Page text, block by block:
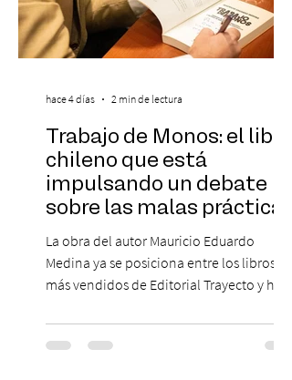
Trabajo de Monos: el libro
chileno que está
impulsando un debate
sobre las malas prácticas
laborales y el futuro del
trabajo
La obra del autor Mauricio Eduardo
Medina ya se posiciona entre los libros
más vendidos de Editorial Trayecto y ha
para mejorar los procesos de selección
laboral en Chile. En un contexto donde el
hace 4 días 2 min de lectura